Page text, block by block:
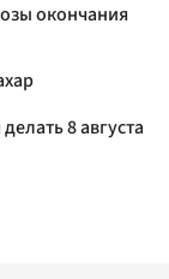
окончания
8 августа